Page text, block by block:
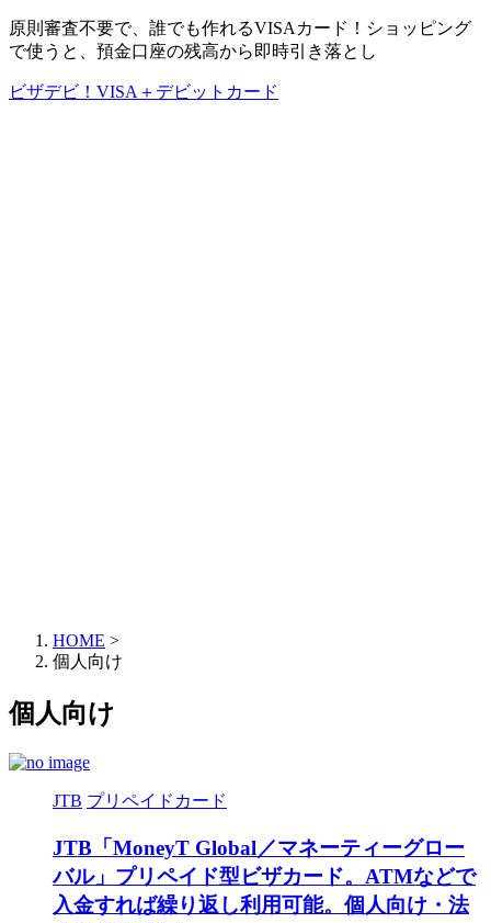
原則審査不要で、誰でも作れるVISAカード！ショッピング
で使うと、預金口座の残高から即時引き落とし
ビザデビ！VISA＋デビットカード
HOME >
個人向け
個人向け
JTB プリペイドカード
JTB「MoneyT Global／マネーティーグロー
バル」プリペイド型ビザカード。ATMなどで
入金すれば繰り返し利用可能。個人向け・法